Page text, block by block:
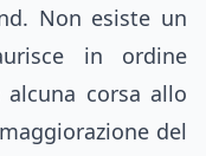
Non esiste un
in ordine
corsa allo
del